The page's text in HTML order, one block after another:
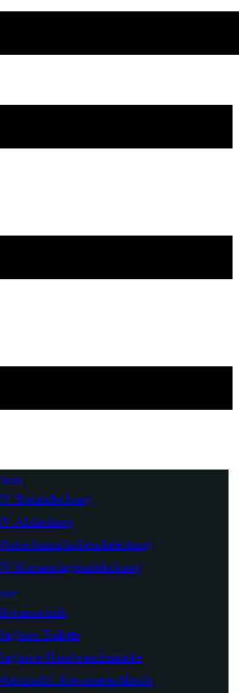
Radabdeckung
Abdeckung
Klimaanlagenabdeckung
Toilette
Handwaschständer
Abwasserschlauch